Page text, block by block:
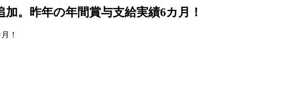
。昨年の年間賞与支給実績6カ月！